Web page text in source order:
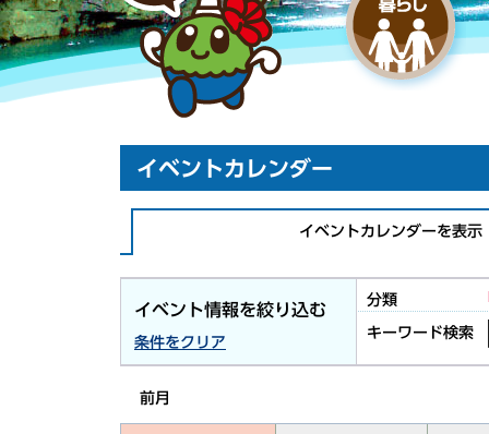
イベントカレンダー
イベントカレンダーを表示
イベント情報を絞り込む
条件をクリア
分類
キーワード検索
前月